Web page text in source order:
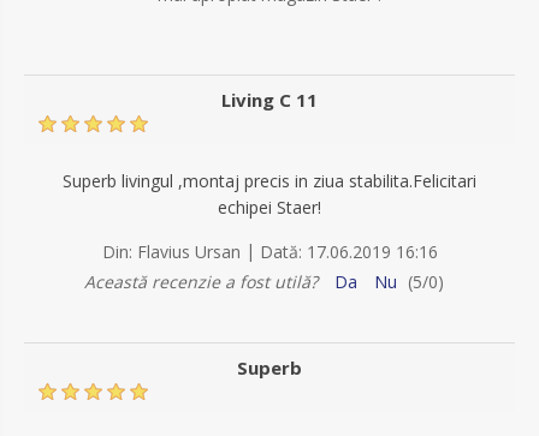
Living C 11
Superb livingul ,montaj precis in ziua stabilita.Felicitari
echipei Staer!
Din: Flavius Ursan | Dată: 17.06.2019 16:16
Această recenzie a fost utilă?
Da Nu (5/0)
Superb